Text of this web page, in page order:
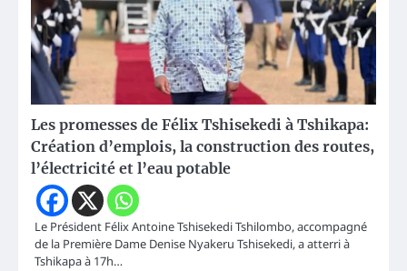
Les promesses de Félix Tshisekedi à Tshikapa:
Création d’emplois, la construction des routes,
l’électricité et l’eau potable
Le Président Félix Antoine Tshisekedi Tshilombo, accompagné
de la Première Dame Denise Nyakeru Tshisekedi, a atterri à
Tshikapa à 17h…